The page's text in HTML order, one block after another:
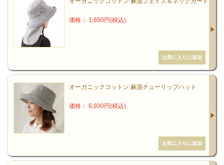
価格： 1,650円(税込)
オーガニックコットン 麻混チューリップハット
価格： 6,930円(税込)